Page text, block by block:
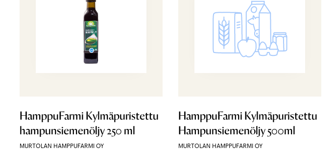
HamppuFarmi Kylmäpuristettu
hampunsiemenöljy 250 ml
MURTOLAN HAMPPUFARMI OY
HamppuFarmi Kylmäpuristettu
Hampunsiemenöljy 500ml
MURTOLAN HAMPPUFARMI OY